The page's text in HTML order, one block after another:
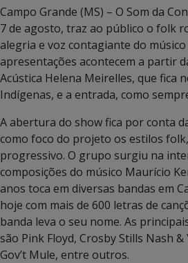
Campo Grande (MS) – O Som da
7 de agosto, traz ao público o folk
alegria e voz contagiante do músico
apresentações acontecem a partir
Acústica Helena Meirelles, que fica
Indígenas, e a entrada, como
A abertura do show fica por conta
como foco do projeto os estilos
progressivo. O grupo surgiu na
composições do músico Maurício
anos toca em diversas bandas em
hoje com mais de 600 letras de
banda leva o seu nome. As
são Pink Floyd, Crosby Stills Nash
Gov’t Mule, entre outros.